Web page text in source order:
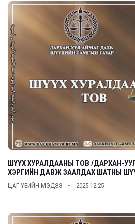
ШҮҮХ ХУРАЛДААНЫ ТОВ /ДАРХАН-
ХЭРГИЙН ДАВЖ ЗААЛДАХ ШАТНЫ
ЦАГ ҮЕИЙН МЭДЭЭ 2025-12-25